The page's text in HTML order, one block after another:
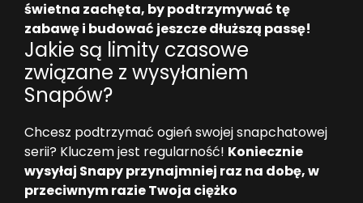
świetna zachęta, by podtrzymywać tę
zabawę i budować jeszcze dłuższą passę!
Jakie są limity czasowe
związane z wysyłaniem
Snapów?
Chcesz podtrzymać ogień swojej snapchatowej
serii? Kluczem jest regularność! Koniecznie
wysyłaj Snapy przynajmniej raz na dobę, w
przeciwnym razie Twoja ciężko